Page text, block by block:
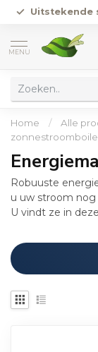
Uitstekende
MENU
Home / Alle
Robuuste
u uw stroom
U vindt ze in